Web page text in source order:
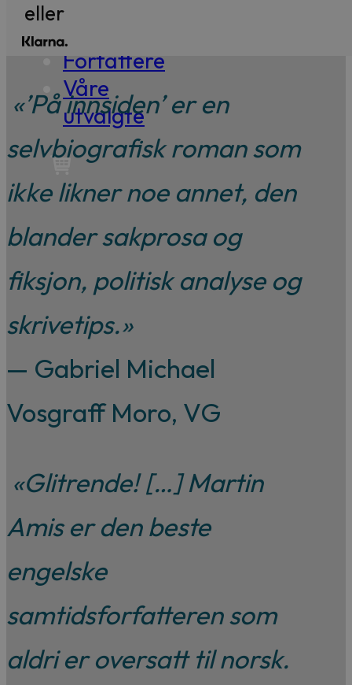
Forfattere
Våre
utvalgte
eller
«’På innsiden’ er en
selvbiografisk roman som
ikke likner noe annet, den
blander sakprosa og
fiksjon, politisk analyse og
skrivetips.»
— Gabriel Michael
Vosgraff Moro, VG
«Glitrende! […] Martin
Amis er den beste
engelske
samtidsforfatteren som
aldri er oversatt til norsk.